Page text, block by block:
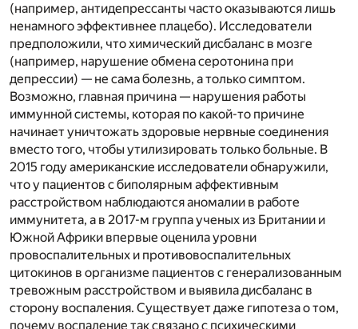
(например, антидепрессанты часто оказываются лишь
ненамного эффективнее плацебо). Исследователи
предположили, что химический дисбаланс в мозге
(например, нарушение обмена серотонина при
депрессии) — не сама болезнь, а только симптом.
Возможно, главная причина — нарушения работы
иммунной системы, которая по какой-то причине
начинает уничтожать здоровые нервные соединения
вместо того, чтобы утилизировать только больные. В
2015 году американские исследователи обнаружили,
что у пациентов с биполярным аффективным
расстройством наблюдаются аномалии в работе
иммунитета, а в 2017-м группа ученых из Британии и
Южной Африки впервые оценила уровни
провоспалительных и противовоспалительных
цитокинов в организме пациентов с генерализованным
тревожным расстройством и выявила дисбаланс в
сторону воспаления. Существует даже гипотеза о том,
почему воспаление так связано с психическими